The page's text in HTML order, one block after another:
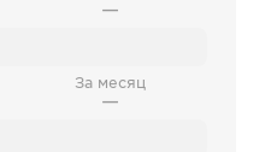
—
За месяц
—